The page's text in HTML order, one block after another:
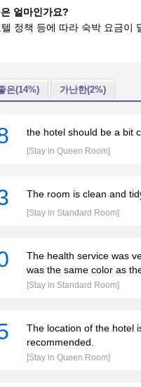
얼마인가요?
정책 등에 따라 숙박 요금이
은(14%) 가난한(2%)
the hotel should be a bit
[Stay in Queen Room]
The room is clean and
[Stay in Standard Room]
The health service was
was the same color as
[Stay in Standard Room]
The location of the hotel
recommended.
[Stay in Queen Room]